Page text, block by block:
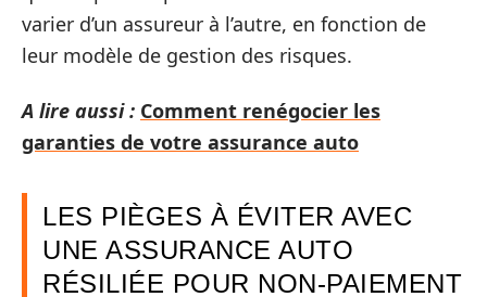
varier d’un assureur à l’autre, en fonction de
leur modèle de gestion des risques.
A lire aussi : Comment renégocier les
garanties de votre assurance auto
LES PIÈGES À ÉVITER AVEC
UNE ASSURANCE AUTO
RÉSILIÉE POUR NON-PAIEMENT